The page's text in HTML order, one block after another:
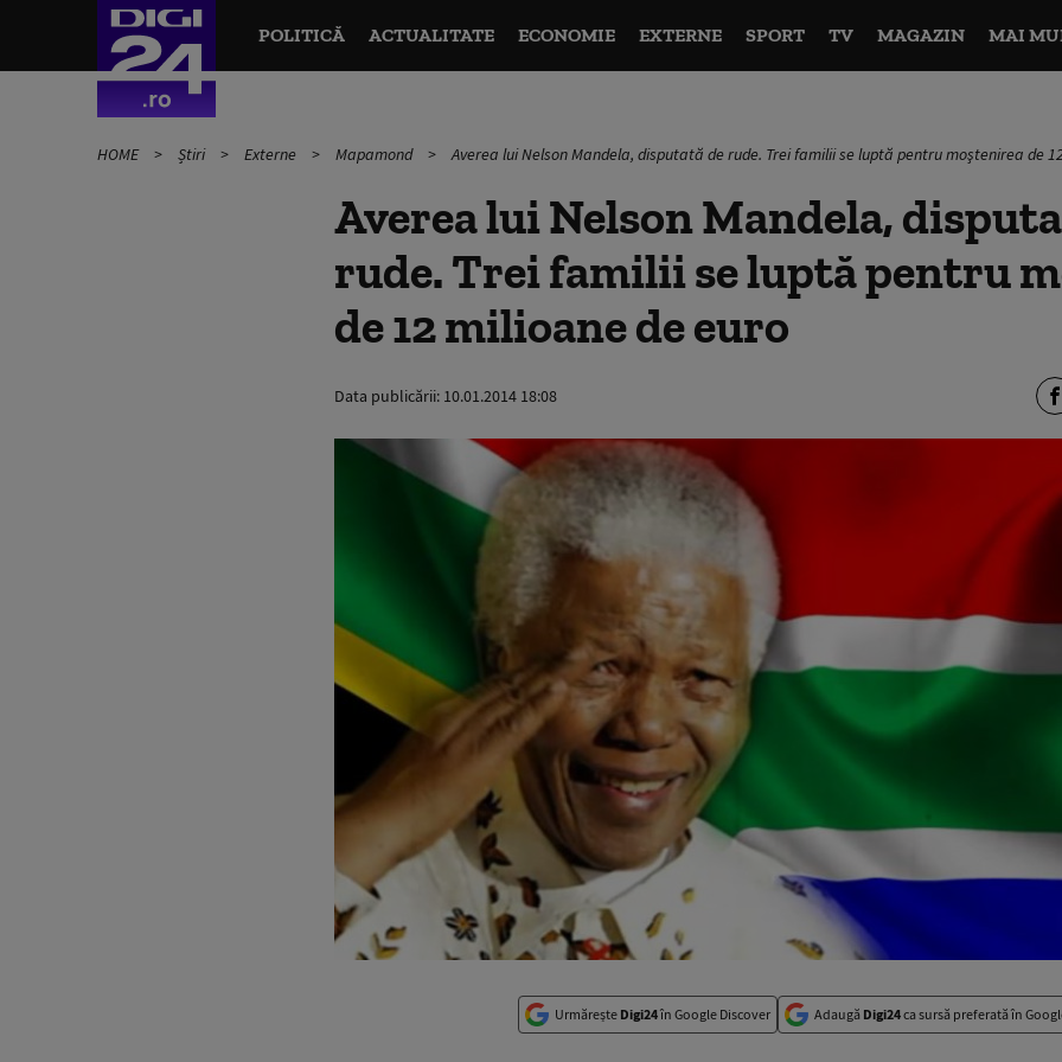
POLITICĂ ACTUALITATE ECONOMIE EXTERNE SPORT TV MAGAZIN MAI
HOME Știri Externe Mapamond Averea lui Nelson Mandela, disputată de rude. Trei familii se luptă pentru moştenirea de
Averea lui Nelson Mandela,
rude. Trei familii se luptă pentru
de 12 milioane de euro
Data publicării: 10.01.2014 18:08
Urmărește Digi24în Google Discover Adaugă Digi24ca sursă preferată în